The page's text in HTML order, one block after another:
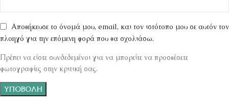
Αποθήκευσε το όνομά μου, email, και τον ιστότοπο μου σε αυτόν τον
πλοηγό για την επόμενη φορά που θα σχολιάσω.
Πρέπει να είστε συνδεδεμένοι για να μπορείτε να προσθέσετε
φωτογραφίες στην κριτική σας.